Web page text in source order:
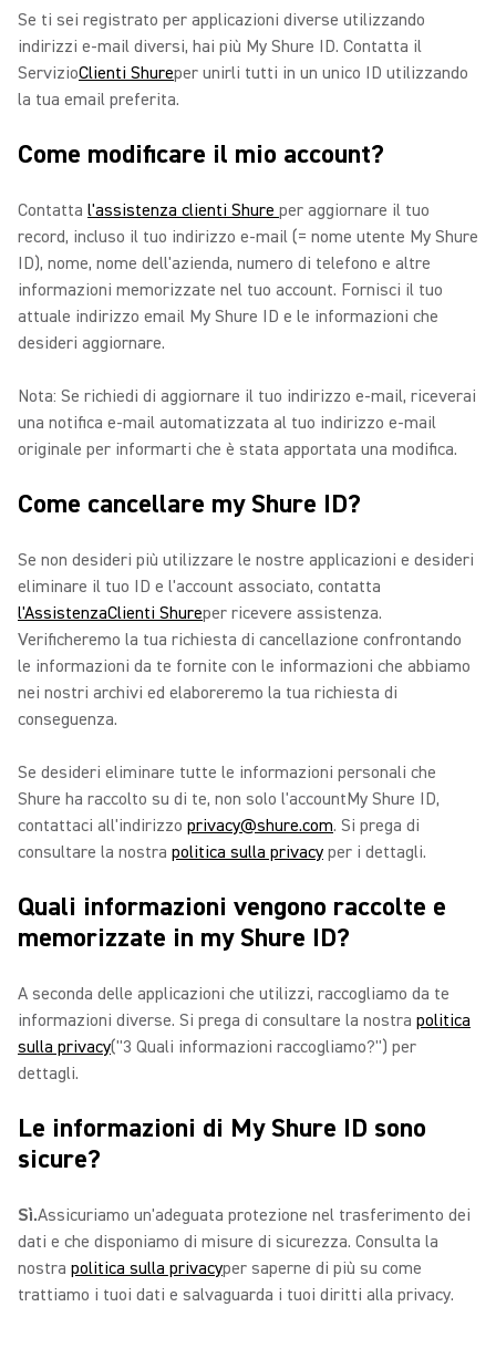
Se ti sei registrato per applicazioni diverse utilizzando
indirizzi e-mail diversi, hai più My Shure ID. Contatta il
ServizioClienti Shureper unirli tutti in un unico ID utilizzando
la tua email preferita.
Come modificare il mio account?
Contatta l'assistenza clienti Shure per aggiornare il tuo
record, incluso il tuo indirizzo e-mail (= nome utente My Shure
ID), nome, nome dell'azienda, numero di telefono e altre
informazioni memorizzate nel tuo account. Fornisci il tuo
attuale indirizzo email My Shure ID e le informazioni che
desideri aggiornare.
Nota: Se richiedi di aggiornare il tuo indirizzo e-mail, riceverai
una notifica e-mail automatizzata al tuo indirizzo e-mail
originale per informarti che è stata apportata una modifica.
Come cancellare my Shure ID?
Se non desideri più utilizzare le nostre applicazioni e desideri
eliminare il tuo ID e l'account associato, contatta
l'AssistenzaClienti Shureper ricevere assistenza.
Verificheremo la tua richiesta di cancellazione confrontando
le informazioni da te fornite con le informazioni che abbiamo
nei nostri archivi ed elaboreremo la tua richiesta di
conseguenza.
Se desideri eliminare tutte le informazioni personali che
Shure ha raccolto su di te, non solo l'accountMy Shure ID,
contattaci all'indirizzo privacy@shure.com. Si prega di
consultare la nostra politica sulla privacy per i dettagli.
Quali informazioni vengono raccolte e
memorizzate in my Shure ID?
A seconda delle applicazioni che utilizzi, raccogliamo da te
informazioni diverse. Si prega di consultare la nostra politica
sulla privacy("3 Quali informazioni raccogliamo?") per
dettagli.
Le informazioni di My Shure ID sono
sicure?
Sì.Assicuriamo un'adeguata protezione nel trasferimento dei
dati e che disponiamo di misure di sicurezza. Consulta la
nostra politica sulla privacyper saperne di più su come
trattiamo i tuoi dati e salvaguarda i tuoi diritti alla privacy.